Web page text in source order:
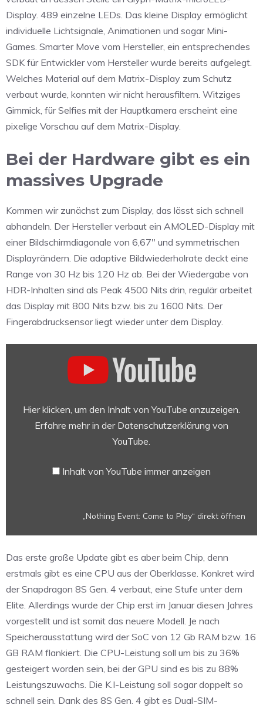
Display. 489 einzelne LEDs. Das kleine Display ermöglicht
individuelle Lichtsignale, Animationen und sogar Mini-
Games. Smarter Move vom Hersteller, ein entsprechendes
SDK für Entwickler vom Hersteller wurde bereits aufgelegt.
Welches Material auf dem Matrix-Display zum Schutz
verbaut wurde, konnten wir nicht herausfiltern. Witziges
Gimmick, für Selfies mit der Hauptkamera erscheint eine
pixelige Vorschau auf dem Matrix-Display.
Bei der Hardware gibt es ein
massives Upgrade
Kommen wir zunächst zum Display, das lässt sich schnell
abhandeln. Der Hersteller verbaut ein AMOLED-Display mit
einer Bildschirmdiagonale von 6,67″ und symmetrischen
Displayrändern. Die adaptive Bildwiederholrate deckt eine
Range von 30 Hz bis 120 Hz ab. Bei der Wiedergabe von
HDR-Inhalten sind als Peak 4500 Nits drin, regulär arbeitet
das Display mit 800 Nits bzw. bis zu 1600 Nits. Der
Fingerabdrucksensor liegt wieder unter dem Display.
Play“Hier klicken, um den Inhalt von YouTube anzuzeigen.
Erfahre mehr in der Datenschutzerklärung von
YouTube.
Inhalt von YouTube immer anzeigen
„Nothing Event: Come to Play“ direkt öffnen
Das erste große Update gibt es aber beim Chip, denn
erstmals gibt es eine CPU aus der Oberklasse. Konkret wird
der Snapdragon 8S Gen. 4 verbaut, eine Stufe unter dem
Elite. Allerdings wurde der Chip erst im Januar diesen Jahres
vorgestellt und ist somit das neuere Modell. Je nach
Speicherausstattung wird der SoC von 12 Gb RAM bzw. 16
GB RAM flankiert. Die CPU-Leistung soll um bis zu 36%
gesteigert worden sein, bei der GPU sind es bis zu 88%
Leistungszuwachs. Die K.I-Leistung soll sogar doppelt so
schnell sein. Dank des 8S Gen. 4 gibt es Dual-SIM-